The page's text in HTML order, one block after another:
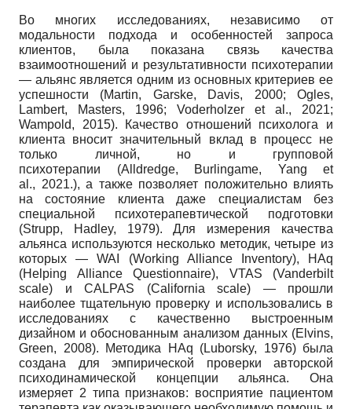
Во многих исследованиях, независимо от
модальности подхода и особенностей запроса
клиентов, была показана связь качества
взаимоотношений и результативности психотерапии
— альянс является одним из основных критериев ее
успешности (Martin, Garske, Davis, 2000; Ogles,
Lambert, Masters, 1996; Voderholzer et al., 2021;
Wampold, 2015). Качество отношений психолога и
клиента вносит значительный вклад в процесс не
только личной, но и групповой
психотерапии (Alldredge, Burlingame, Yang et
al., 2021.), а также позволяет положительно влиять
на состояние клиента даже специалистам без
специальной психотерапевтической подготовки
(Strupp, Hadley, 1979). Для измерения качества
альянса используются несколько методик, четыре из
которых — WAI (Working Alliance Inventory), HAq
(Helping Alliance Questionnaire), VTAS (Vanderbilt
scale) и CALPAS (California scale) — прошли
наиболее тщательную проверку и использовались в
исследованиях с качественно выстроенным
дизайном и обоснованным анализом данных (Elvins,
Green, 2008). Методика HAq (Luborsky, 1976) была
создана для эмпирической проверки авторской
психодинамической концепции альянса. Она
измеряет 2 типа признаков: восприятие пациентом